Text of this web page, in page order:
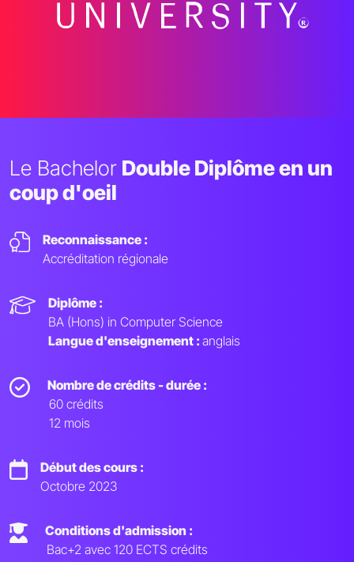
Le Bachelor Double Diplôme en un
coup d'oeil
Reconnaissance :
Accréditation régionale
Diplôme :
BA (Hons) in Computer Science
Langue d'enseignement : anglais
Nombre de crédits - durée :
60 crédits
12 mois
Début des cours :
Octobre 2023
Conditions d'admission :
Bac+2 avec 120 ECTS crédits